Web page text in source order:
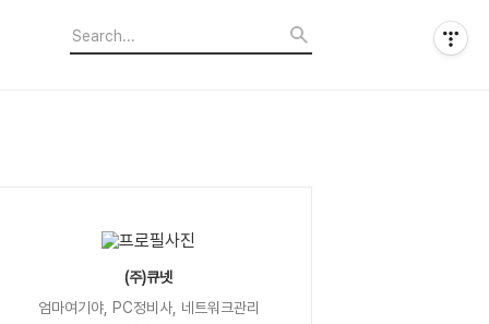
(주)큐넷
엄마여기야, PC정비사, 네트워크관리